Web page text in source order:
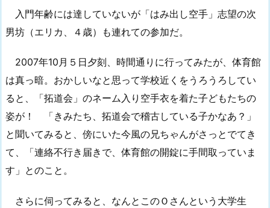
入門年齢には達していないが「はみ出し空手」志望の次
男坊（エリカ、４歳）も連れての参加だ。
2007年10月５日夕刻、時間通りに行ってみたが、体育館
は真っ暗。おかしいなと思って学校近くをうろうろしてい
ると、「拓道会」のネーム入り空手衣を着た子どもたちの
姿が！ 「きみたち、拓道会で稽古している子かなあ？」
と聞いてみると、傍にいた今風の兄ちゃんがさっとでてき
て、「連絡不行き届きで、体育館の開錠に手間取っていま
す」とのこと。
さらに伺ってみると、なんとこのＯさんという大学生